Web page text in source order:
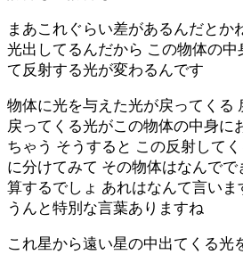
まあこれぐらい差があるんだとか
光出してるんだから この物体の
て反射する光が変わるんです
物体に光を与えた光が戻ってくる
戻ってくる光がこの物体の中身に
ちゃう そうすると この反射して
に分けてみて その物体はなんで
算するでしょ あれはなんて言いま
うんと特別な言葉ありますね
これ星から遠い星の中出てくる光